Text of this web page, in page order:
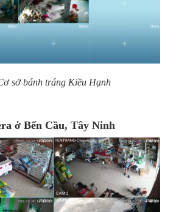
sở bánh tráng Kiều Hạnh
ở Bến Cầu, Tây Ninh